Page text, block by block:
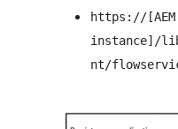
https://[AEM
instance]/
nt/